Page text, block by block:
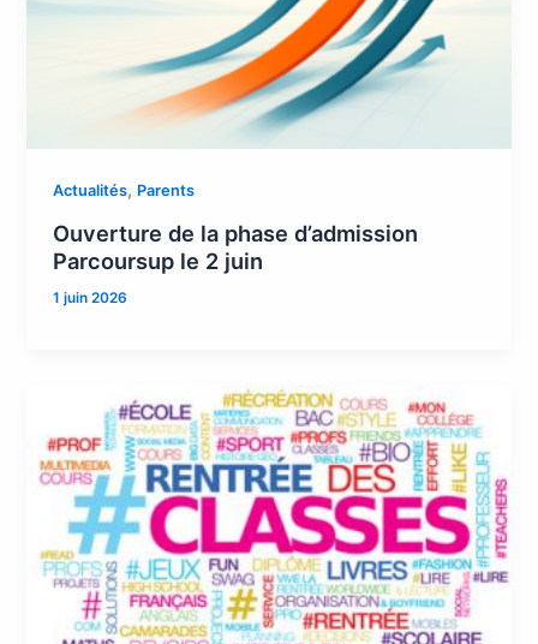
Actualités, Parents
Ouverture de la phase d’admission
Parcoursup le 2 juin
1 juin 2026